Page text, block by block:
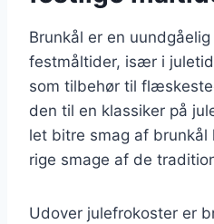
Brunkål er en
festmåltider, især i
som tilbehør til
den til en klassiker på
let bitre smag af brunkål
rige smage af de
Udover julefrokoster er